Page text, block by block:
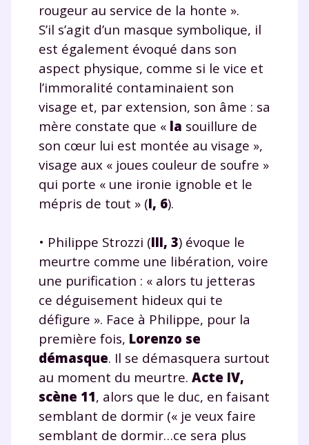
rougeur au service de la honte ».
S’il s’agit d’un masque symbolique, il
est également évoqué dans son
aspect physique, comme si le vice et
l’immoralité contaminaient son
visage et, par extension, son âme : sa
mère constate que « la souillure de
son cœur lui est montée au visage »,
visage aux « joues couleur de soufre »
qui porte « une ironie ignoble et le
mépris de tout » (I, 6).
• Philippe Strozzi (III, 3) évoque le
meurtre comme une libération, voire
une purification : « alors tu jetteras
ce déguisement hideux qui te
défigure ». Face à Philippe, pour la
première fois, Lorenzo se
démasque. Il se démasquera surtout
au moment du meurtre. Acte IV,
scène 11, alors que le duc, en faisant
semblant de dormir (« je veux faire
semblant de dormir…ce sera plus